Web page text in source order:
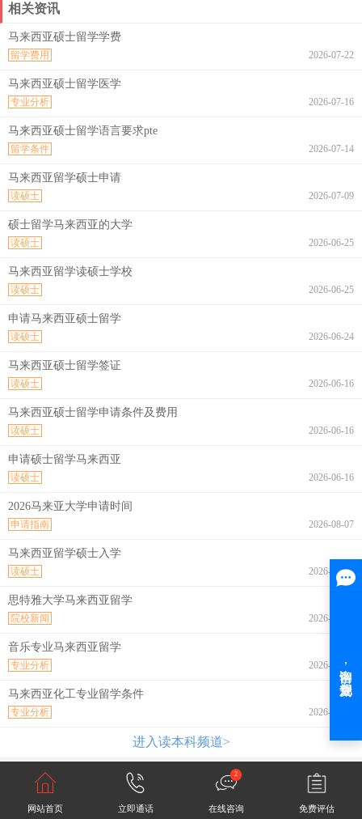
相关资讯
马来西亚硕士留学学费
2026-07-22
留学费用
马来西亚硕士留学医学
2026-07-16
专业分析
马来西亚硕士留学语言要求pte
2026-07-14
留学条件
马来西亚留学硕士申请
2026-07-09
读硕士
硕士留学马来西亚的大学
2026-06-25
读硕士
马来西亚留学读硕士学校
2026-06-25
读硕士
申请马来西亚硕士留学
2026-06-24
读硕士
马来西亚硕士留学签证
2026-06-16
读硕士
马来西亚硕士留学申请条件及费用
2026-06-16
读硕士
申请硕士留学马来西亚
2026-06-16
读硕士
2026马来亚大学申请时间
2026-08-07
申请指南
马来西亚留学硕士入学
2026-08-07
读硕士
思特雅大学马来西亚留学
2026-08-07
院校新闻
音乐专业马来西亚留学
2026-08-07
专业分析
马来西亚化工专业留学条件
2026-08-07
专业分析
进入读本科频道>
网站首页 立即通话
2
在线咨询 免费评估